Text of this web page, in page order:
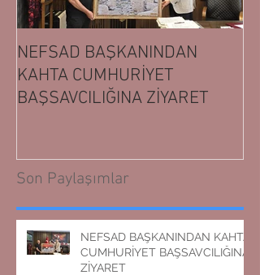
NEFSAD BAŞKANINDAN
KAHTA CUMHURİYET
BAŞSAVCILIĞINA ZİYARET
Son Paylaşımlar
NEFSAD BAŞKANINDAN KAHTA
CUMHURİYET BAŞSAVCILIĞINA
ZİYARET